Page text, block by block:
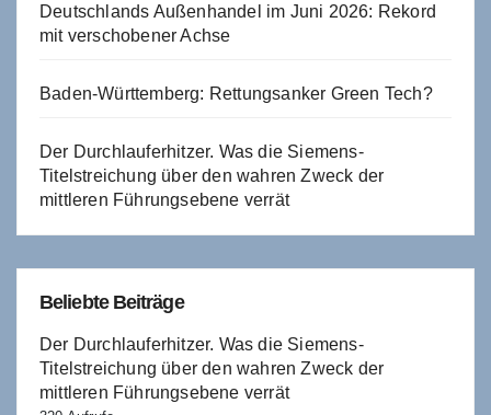
Deutschlands Außenhandel im Juni 2026: Rekord
mit verschobener Achse
Baden-Württemberg: Rettungsanker Green Tech?
Der Durchlauferhitzer. Was die Siemens-
Titelstreichung über den wahren Zweck der
mittleren Führungsebene verrät
Beliebte Beiträge
Der Durchlauferhitzer. Was die Siemens-
Titelstreichung über den wahren Zweck der
mittleren Führungsebene verrät